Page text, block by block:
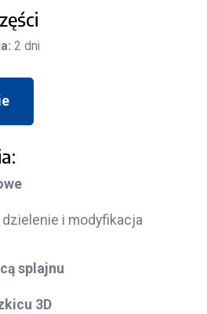
2 dni
i modyfikacja
splajnu
3D